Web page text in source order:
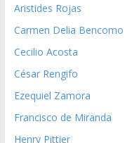
Aristides Rojas
Carmen Delia Bencomo
Cecilio Acosta
César Rengifo
Ezequiel Zamora
Francisco de Miranda
Henry Pittier